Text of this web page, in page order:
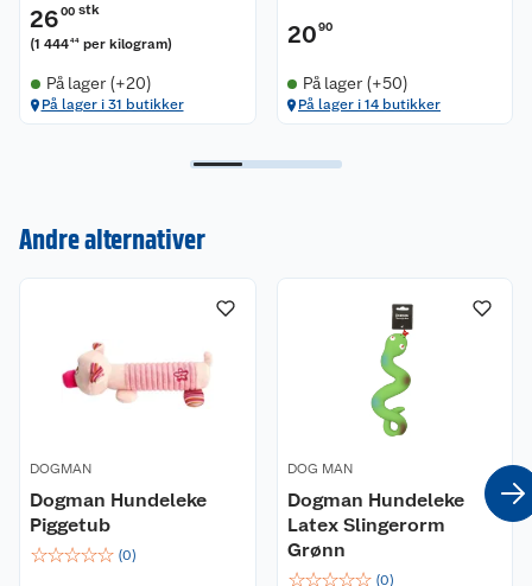
2600 stk
(1 44444 per kilogram)
På lager (+20)
På lager i 31 butikker
20 90
På lager (+50)
På lager i 14 butikker
Andre alternativer
DOGMAN
Dogman Hundeleke
Piggetub
☆☆☆☆☆ (0)
DOG MAN
Dogman Hundeleke
Latex Slingerorm
Grønn
☆☆☆☆☆ (0)
Om oss
Våre butikker
Coop kjeder
Ledige stillinger
Kontakt oss
Reklamasjon og garanti
Betalingsalternativer
Leveringsalternativer
Åpent kjøp